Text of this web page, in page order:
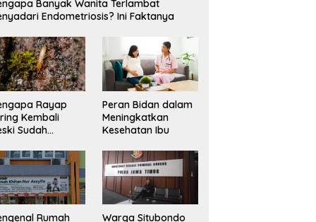
Banyak Wanita Terlambat
Endometriosis? Ini Faktanya
Rayap
Kembali
Sudah
Peran Bidan dalam
Meningkatkan
Kesehatan Ibu
Rumah
Warga Situbondo